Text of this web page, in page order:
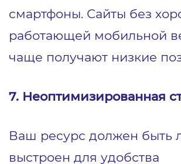
смартфоны. Сайты без
работающей мобильной
чаще получают низкие
7. Неоптимизированная
Ваш ресурс должен быть
выстроен для удобства